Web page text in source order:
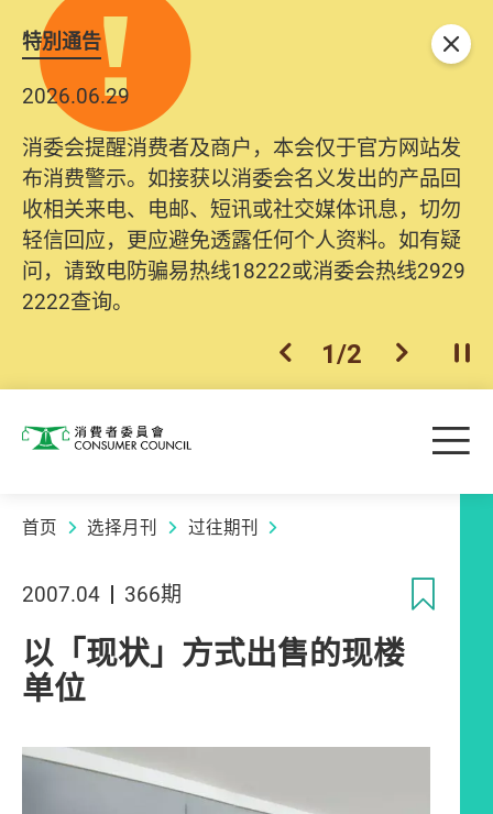
特別通告
2026.06.29
消委会提醒消费者及商户，本会仅于官方网站发
布消费警示。如接获以消委会名义发出的产品回
收相关来电、电邮、短讯或社交媒体讯息，切勿
轻信回应，更应避免透露任何个人资料。如有疑
问，请致电防骗易热线18222或消委会热线2929
2222查询。
上一个
1/2 下一个开
关闭
消费者委员会 目
首页 选择月刊 过往期刊
2007.04 366期
以「现状」方式出售的现楼
单位